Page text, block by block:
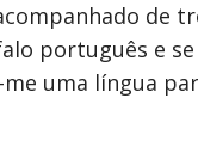
de
português e
uma língua